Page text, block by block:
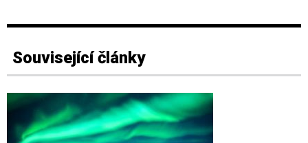
Související články